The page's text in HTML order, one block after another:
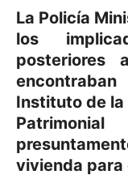
La Policía
los
posteriores
Instituto de la
vivienda para